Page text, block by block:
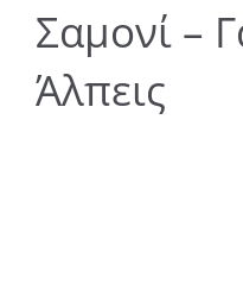
Σαμονί –
Άλπεις